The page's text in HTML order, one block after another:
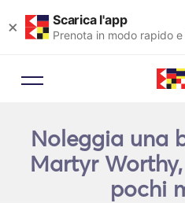
× Scarica l'app
Prenota in modo rapido
Noleggia una
Martyr
pochi